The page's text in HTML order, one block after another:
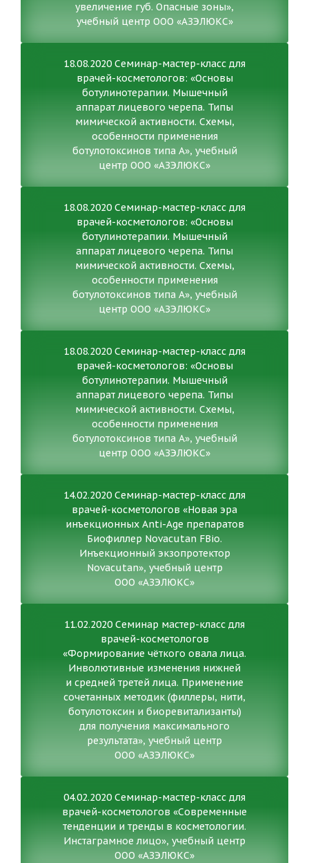
увеличение губ. Опасные зоны»,
учебный центр ООО «АЗЭЛЮКС»
18.08.2020 Семинар-мастер-класс для
врачей-косметологов: «Основы
ботулинотерапии. Мышечный
аппарат лицевого черепа. Типы
мимической активности. Схемы,
особенности применения
ботулотоксинов типа А», учебный
центр ООО «АЗЭЛЮКС»
18.08.2020 Семинар-мастер-класс для
врачей-косметологов: «Основы
ботулинотерапии. Мышечный
аппарат лицевого черепа. Типы
мимической активности. Схемы,
особенности применения
ботулотоксинов типа А», учебный
центр ООО «АЗЭЛЮКС»
18.08.2020 Семинар-мастер-класс для
врачей-косметологов: «Основы
ботулинотерапии. Мышечный
аппарат лицевого черепа. Типы
мимической активности. Схемы,
особенности применения
ботулотоксинов типа А», учебный
центр ООО «АЗЭЛЮКС»
14.02.2020 Семинар-мастер-класс для
врачей-косметологов «Новая эра
инъекционных Anti-Age препаратов
Биофиллер Novacutan FBio.
Инъекционный экзопротектор
Novacutan», учебный центр
ООО «АЗЭЛЮКС»
11.02.2020 Семинар мастер-класс для
врачей-косметологов
«Формирование чёткого овала лица.
Инволютивные изменения нижней
и средней третей лица. Применение
сочетанных методик (филлеры, нити,
ботулотоксин и биоревитализанты)
для получения максимального
результата», учебный центр
ООО «АЗЭЛЮКС»
04.02.2020 Семинар-мастер-класс для
врачей-косметологов «Современные
тенденции и тренды в косметологии.
Инстаграмное лицо», учебный центр
ООО «АЗЭЛЮКС»